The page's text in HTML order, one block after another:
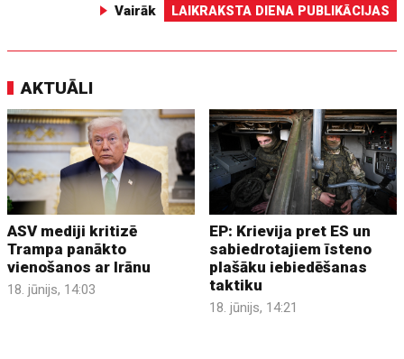
Vairāk LAIKRAKSTA DIENA PUBLIKĀCIJAS
AKTUĀLI
ASV mediji kritizē
Trampa panākto
vienošanos ar Irānu
18. jūnijs, 14:03
EP: Krievija pret ES un
sabiedrotajiem īsteno
plašāku iebiedēšanas
taktiku
18. jūnijs, 14:21